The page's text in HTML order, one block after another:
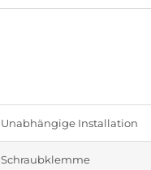
Unabhängige Installation
Schraubklemme